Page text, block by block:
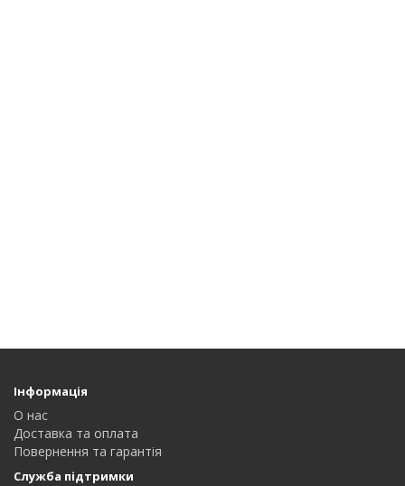
Інформація
О нас
Доставка та оплата
Повернення та гарантія
Служба підтримки